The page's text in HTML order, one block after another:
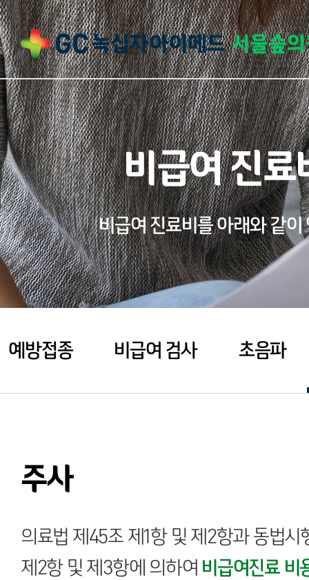
비급여 진료
비급여 진료비를 아래와 같
예방접종 비급여 검사 초음파
주사
의료법 제45조 제1항 및 제2항과 동법
제2항 및 제3항에 의하여 비급여진료 비